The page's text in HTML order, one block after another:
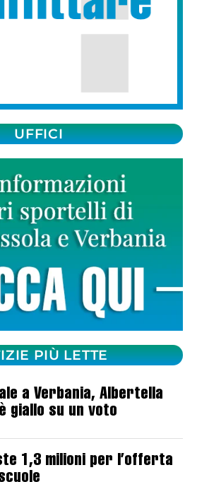
UFFICI
PIÙ LETTE
a Verbania, Albertella
giallo su un voto
1,3 milioni per l’offerta